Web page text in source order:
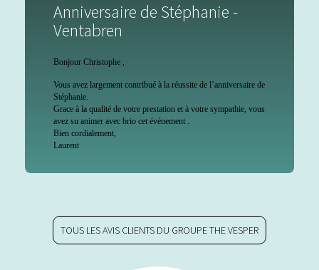
Anniversaire de Stéphanie -
Ventabren
Bonjour Christophe ,
Vous avez largement contribué à la réussite de l’anniversaire de
Stéphanie.
Grace à la qualité de votre prestation et à votre sympathie, vous
avez su animer avec brio cet événement .
Bien cordialement,
Laurent
TOUS LES AVIS CLIENTS DU GROUPE THE VESPER